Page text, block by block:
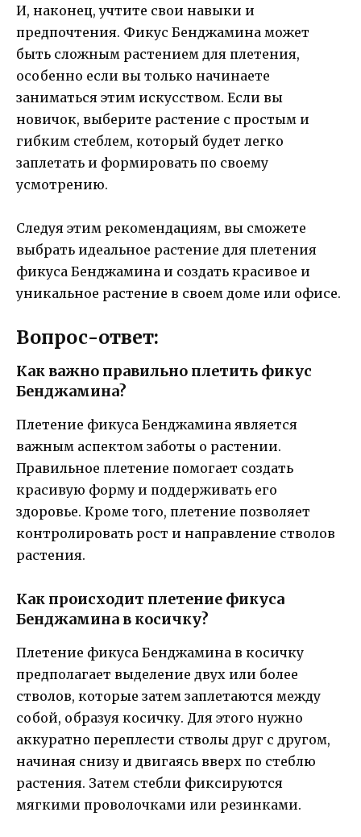
И, наконец, учтите свои навыки и
предпочтения. Фикус Бенджамина может
быть сложным растением для плетения,
особенно если вы только начинаете
заниматься этим искусством. Если вы
новичок, выберите растение с простым и
гибким стеблем, который будет легко
заплетать и формировать по своему
усмотрению.
Следуя этим рекомендациям, вы сможете
выбрать идеальное растение для плетения
фикуса Бенджамина и создать красивое и
уникальное растение в своем доме или офисе.
Вопрос-ответ:
Как важно правильно плетить фикус
Бенджамина?
Плетение фикуса Бенджамина является
важным аспектом заботы о растении.
Правильное плетение помогает создать
красивую форму и поддерживать его
здоровье. Кроме того, плетение позволяет
контролировать рост и направление стволов
растения.
Как происходит плетение фикуса
Бенджамина в косичку?
Плетение фикуса Бенджамина в косичку
предполагает выделение двух или более
стволов, которые затем заплетаются между
собой, образуя косичку. Для этого нужно
аккуратно переплести стволы друг с другом,
начиная снизу и двигаясь вверх по стеблю
растения. Затем стебли фиксируются
мягкими проволочками или резинками.